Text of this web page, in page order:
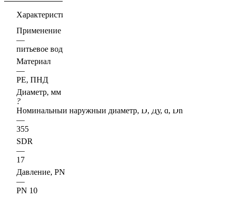
Характеристики
Применение
—
питьевое водоснабжение, напорная канализация
Материал
—
PE, ПНД
Диаметр, мм
?
Номинальный наружный диаметр, D, Ду, d, Dn
—
355
SDR
—
17
Давление, PN
—
PN 10